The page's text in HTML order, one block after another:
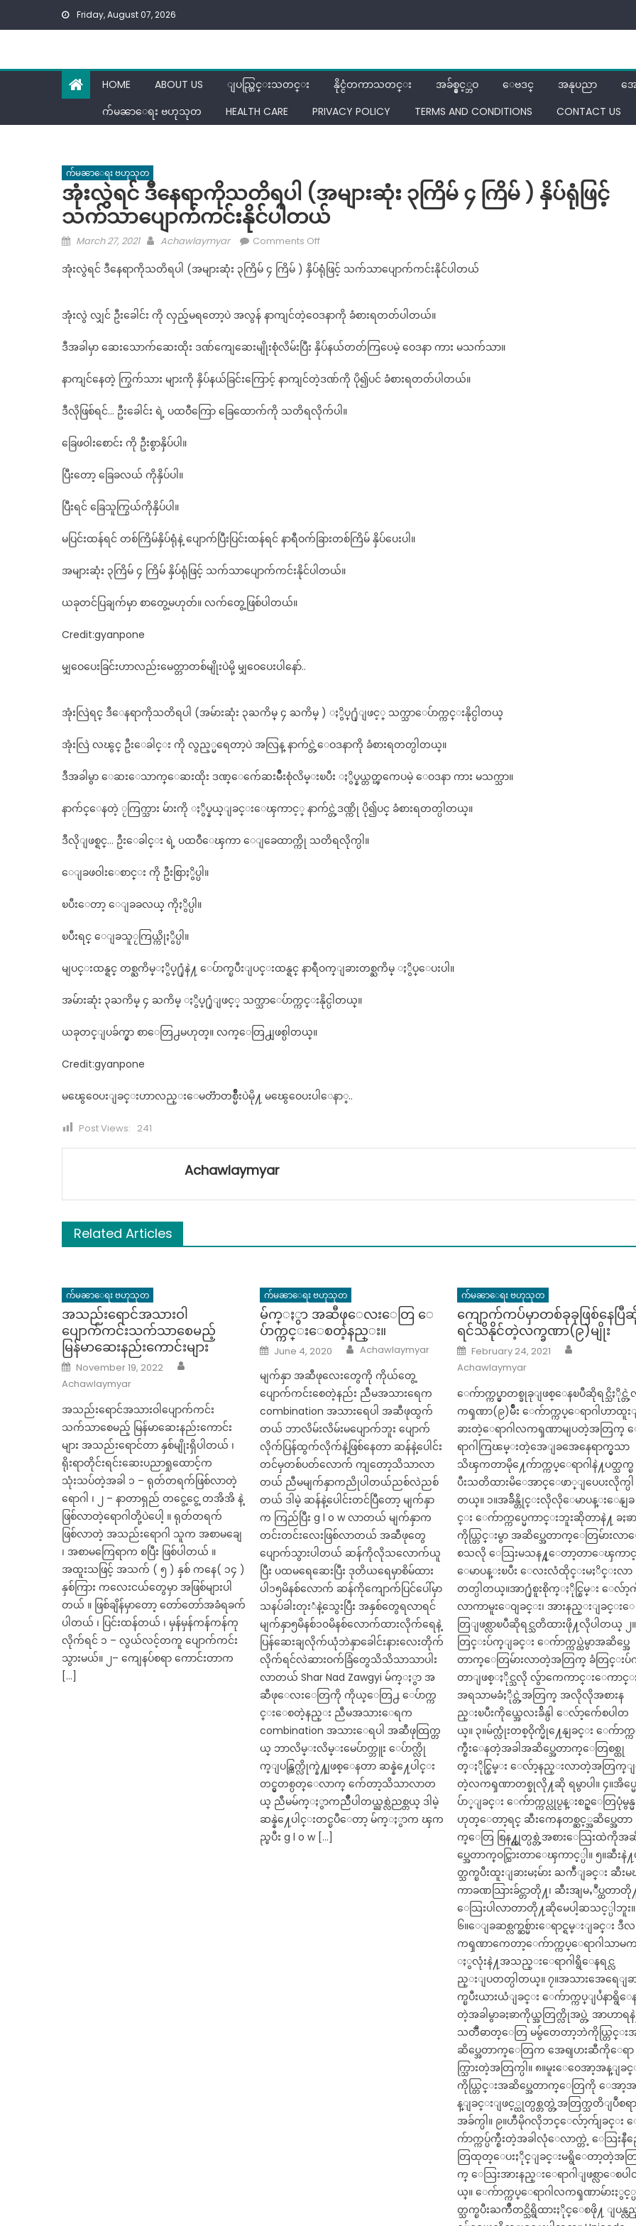
Friday, August 07, 2026
HOME ABOUT US ျပည္တြင္းသတင္း နိုင္ငံတကာသတင္း အခ်စ္နွင့္ဘဝ ေဗဒင္ အနုပညာ
အ
က်မၼာေရး ဗဟုသုတ
HEALTH CARE PRIVACY POLICY TERMS AND CONDITIONS CONTACT US
က်မၼာေရး ဗဟုသုတ
အုံးလွဲရင် ဒီနေရာကိုသတိရပါ (အများဆုံး ၃ကြိမ် ၄ ကြိမ် ) နှိပ်ရုံဖြင့်
သက်သာပျောက်ကင်းနိုင်ပါတယ်
Posted
March 27, 2021 Author
Achawlaymyar Comments Offon
ရင်
ကို
သတိရ
ပါ
(အများ
ဆုံး
၃ကြိမ်
၄
ပျောက်ကင်း
နိုင်
ပါ
အုံးလွဲရင် ဒီနေရာကိုသတိရပါ (အများဆုံး ၃ကြိမ် ၄ ကြိမ် ) နှိပ်ရုံဖြင့် သက်သာပျောက်ကင်းနိုင်ပါတယ်
အုံးလွဲ လျှင် ဦးခေါင်း ကို လှည့်မရတော့ပဲ အလွန် နာကျင်တဲ့ဝေဒနာကို ခံစားရတတ်ပါတယ်။
ဒီအခါမှာ ဆေးသောက်ဆေးထိုး ဒဏ်ကျေဆေးမျိုးစုံလိမ်းပြီး နှိပ်နယ်တတ်ကြပေမဲ့ ဝေဒနာ ကား မသက်သာ။
နာကျင်နေတဲ့ ကြွက်သား များကို နှိပ်နယ်ခြင်းကြောင့် နာကျင်တဲ့ဒဏ်ကို ပို၍ပင် ခံစားရတတ်ပါတယ်။
ဒီလိုဖြစ်ရင်… ဦးခေါင်း ရဲ့ ပထဝီကြော ခြေထောက်ကို သတိရလိုက်ပါ။
ခြေဖဝါးစောင်း ကို ဦးစွာနှိပ်ပါ။
ပြီးတော့ ခြေခလယ် ကိုနှိပ်ပါ။
ပြီးရင် ခြေသူကြွယ်ကိုနှိပ်ပါ။
မပြင်းထန်ရင် တစ်ကြိမ်နှိပ်ရုံနဲ့ ပျောက်ပြီးပြင်းထန်ရင် နာရီဝက်ခြားတစ်ကြိမ် နှိပ်ပေးပါ။
အများဆုံး ၃ကြိမ် ၄ ကြိမ် နှိပ်ရုံဖြင့် သက်သာပျောက်ကင်းနိုင်ပါတယ်။
ယခုတင်ပြချက်မှာ စာတွေ့မဟုတ်။ လက်တွေ့ဖြစ်ပါတယ်။
Credit:gyanpone
မျှဝေပေးခြင်းဟာလည်းမေတ္တာတစ်မျိုးပဲမို့ မျှဝေပေးပါနော်..
အုံးလြဲရင္ ဒီေနရာကိုသတိရပါ (အမ်ားဆုံး ၃ႀကိမ္ ၄ ႀကိမ္ ) ႏွိပ္႐ုံျဖင့္ သက္သာေပ်ာက္ကင္းနိုင္ပါတယ္
အုံးလြဲ လၽွင္ ဦးေခါင္း ကို လွည့္မရေတာ့ပဲ အလြန္ နာက်င္တဲ့ေဝဒနာကို ခံစားရတတ္ပါတယ္။
ဒီအခါမွာ ေဆးေသာက္ေဆးထိုး ဒဏ္ေက်ေဆးမ်ိဳးစုံလိမ္းၿပီး ႏွိပ္နယ္တတ္ၾကေပမဲ့ ေဝဒနာ ကား မသက္သာ။
နာက်င္ေနတဲ့ ႂကြက္သား မ်ားကို ႏွိပ္နယ္ျခင္းေၾကာင့္ နာက်င္တဲ့ဒဏ္ကို ပို၍ပင္ ခံစားရတတ္ပါတယ္။
ဒီလိုျဖစ္ရင္… ဦးေခါင္း ရဲ့ ပထဝီေၾကာ ေျခေထာက္ကို သတိရလိုက္ပါ။
ေျခဖဝါးေစာင္း ကို ဦးစြာႏွိပ္ပါ။
ၿပီးေတာ့ ေျခခလယ္ ကိုႏွိပ္ပါ။
ၿပီးရင္ ေျခသူႂကြယ္ကိုႏွိပ္ပါ။
မျပင္းထန္ရင္ တစ္ႀကိမ္ႏွိပ္႐ုံနဲ႔ ေပ်ာက္ၿပီးျပင္းထန္ရင္ နာရီဝက္ျခားတစ္ႀကိမ္ ႏွိပ္ေပးပါ။
အမ်ားဆုံး ၃ႀကိမ္ ၄ ႀကိမ္ ႏွိပ္႐ုံျဖင့္ သက္သာေပ်ာက္ကင္းနိုင္ပါတယ္။
ယခုတင္ျပခ်က္မွာ စာေတြ႕မဟုတ္။ လက္ေတြ႕ျဖစ္ပါတယ္။
Credit:gyanpone
မၽွေဝေပးျခင္းဟာလည္းေမတၱာတစ္မ်ိဳးပဲမို႔ မၽွေဝေပးပါေနာ္..
Post Views: 241
Achawlaymyar
Related Articles
က်မၼာေရး ဗဟုသုတ
အသည်းရောင်အသားဝါ
ပျောက်ကင်းသက်သာစေမည့်
မြန်မာဆေးနည်းကောင်းများ
Posted
on
November 19, 2022
Achawlaymyar
အသည်းရောင်အသားဝါပျောက်ကင်း
သက်သာစေမည့် မြန်မာဆေးနည်းကောင်း
များ အသည်းရောင်တာ နှစ်မျိုးရှိပါတယ် ၊
ရိုးရာတိုင်းရင်းဆေးပညာရှုထောင့်က
သုံးသပ်တဲ့အခါ ၁ – ရုတ်တရက်ဖြစ်လာတဲ့
ရောဂါ ၊ ၂ – နာတာရှည် တငွေ့ငွေ့ တအိအိ နဲ့
ဖြစ်လာတဲ့ရောဂါတို့ပဲပေါ့ ။ ရုတ်တရက်
ဖြစ်လာတဲ့ အသည်းရောဂါ သူက အစာမချေ
၊ အစာမကြေရာက စပြီး ဖြစ်ပါတယ် ။
အထူးသဖြင့် အသက် ( ၅ ) နှစ် ကနေ( ၁၄ )
နှစ်ကြား ကလေးငယ်တွေမှာ အဖြစ်များပါ
တယ် ။ ဖြစ်ချိန်မှာတော့ တော်တော်အခံရခက်
ပါတယ် ၊ ပြင်းထန်တယ် ၊ မှန်မှန်ကန်ကန်ကု
လိုက်ရင် ၁ – လွယ်လင့်တကူ ပျောက်ကင်း
သွားမယ်။ ၂– ကျေနပ်စရာ ကောင်းတာက
[…]
က်မၼာေရး ဗဟုသုတ
မ်က္ႏွာ အဆီဖုေလးေတြ ေ
ပ်ာက္ကင္းေစတဲ့နည္း။
Posted
on
June 4, 2020 Author
Achawlaymyar
မျက်နှာ အဆီဖုလေးတွေကို ကိုယ်တွေ့
ပျောက်ကင်းစေတဲ့နည်း ညီမအသားရေက
combination အသားရေပါ အဆီဖုထွက်
တယ် ဘာလိမ်းလိမ်းမပျောက်ဘူး ပျောက်
လိုက်ပြန်ထွက်လိုက်နဲ့ဖြစ်နေတာ ဆန်နဲ့ပေါင်း
တင်မှတစ်ပတ်လောက် ကျတော့သိသာလာ
တယ် ညီမမျက်နှာကညိုပါတယ်ညစ်လဲညစ်
တယ် ဒါမဲ့ ဆန်နဲ့ပေါင်းတင်ပြီတော့ မျက်နှာ
က ကြည်ပြီး g l o w လာတယ် မျက်နှာက
တင်းတင်းလေးဖြစ်လာတယ် အဆီဖုတွေ
ပျောက်သွားပါတယ် ဆန်ကိုလိုသလောက်ယူ
ပြီး ပထမရေဆေးပြီး ဒုတိယရေမှာစိမ်ထား
ပါ၁၅မိနစ်လောက် ဆန်ကိုကျောက်ပြင်ပေါ်မှာ
သနပ်ခါးတုးံနဲ့သွေးပြီး အနှစ်တွေရလာရင်
မျက်နှာ၅မိနစ်၁၀မိနစ်လောက်ထားလိုက်ရေနဲ့
ပြန်ဆေးချလိုက်ယုံဘဲနှာခေါင်းနားလေးတိုက်
လိုက်ရင်လဲဆားဝက်ခြံတွေသိသိသာသာပါး
လာတယ် Shar Nad Zawgyi မ်က္ႏွာ အ
ဆီဖုေလးေတြကို ကိုယ္ေတြ႕ ေပ်ာက္က
င္းေစတဲ့နည္း ညီမအသားေရက
combination အသားေရပါ အဆီဖုထြက္တ
ယ္ ဘာလိမ္းလိမ္းမေပ်ာက္ဘူး ေပ်ာက္လို
က္ျပန္ထြက္လိုက္နဲ႔ျဖစ္ေနတာ ဆန္နဲ႔ေပါင္း
တင္မွတစ္ပတ္ေလာက္ က်ေတာ့သိသာလာတ
ယ္ ညီမမ်က္ႏွာကညိဳပါတယ္ညစ္လဲညစ္တယ္ ဒါမဲ့
ဆန္နဲ႔ေပါင္းတင္ၿပီေတာ့ မ်က္ႏွာက ၾက
ည္ၿပီး g l o w […]
က်မၼာေရး ဗဟုသုတ
ကျောက်ကပ်မှာတစ်ခုခုဖြစ်နေပြီ
ရင်သိနိုင်တဲ့လက္ခဏာ(၉)မျိုး
Posted
on
February 24, 2021
Achawlaymyar
ေက်ာက္ကပ္မွာတစ္ခုခုျဖစ္ေနၿပီဆိုရင္သိႏိုင္
ကၡဏာ(၉)မ်ိဳး ေက်ာက္ကပ္ေရာဂါဟာထူး
ခားတဲ့ေရာဂါလကၡဏာမျပတဲ့အတြက္
ရာဂါကြၽမ္းတဲ့အေျခအေနေရာက္မွသာ
သိၾကတာမို႔ေက်ာက္ကပ္ေရာဂါနဲ႔ပတ္သက္ၿ
ပီးသတိထားမိေအာင္ေဖာ္ျပေပးလိုက္ပါ
တယ္။ ၁။အခ်ိန္တိုင္းလိုလိုေမာပန္းေနျခ
င္း ေက်ာက္ကပ္မေကာင္းဘူးဆိုတာနဲ႔ ခႏၶာ
ကိုယ္တြင္းမွာ အဆိပ္အေတာက္ေတြမ်ားလာ
စသလို ေသြးမသန႔္ေတာ့တာေၾက
ေမာပန္းၿပီး ေလးလံထိုင္းမႈိင္းလာ
တတ္ပါတယ္။အာ႐ုံစူးစိုက္ႏိုင္စြမ္း ေလ်ာ့
လာကာမူးေဝျခင္း၊ အားနည္းျခင္းေ
တြျဖစ္လာၿပီဆိုရင္သတိထားဖို႔လိုပါတယ္ ၂
တြင္းပ်က္ျခင္း ေက်ာက္ကပ္ထဲမွာအဆိပ္အေ
တာက္ေတြမ်ားလာတဲ့အတြက္ ခံတြင္း
တာျဖစ္ႏိုင္သလို လွ်ာကေကာင္းေကာင္
အရသာမခံႏိုင္တဲ့အတြက္ အလိုလိုအစားန
ည္းၿပီးကိုယ္အေလးခ်ိန္ပါ ေလ်ာ့က်ေစပါတ
ယ္။ ၃။မ်က္လုံးတစ္ဝိုက္မို႔ေနျခင္း ေက်ာက္က
က္စီးေနတဲ့အခါအဆိပ္အေတာက္ေတြစစ္ထု
တ္ႏိုင္စြမ္း ေလ်ာ့နည္းလာတဲ့အတြက္ျ
တဲ့လကၡဏာတစ္ခုလို႔ဆို ရမွာပါ။ ၄။အိပ္မေ
ပ်ာ္ျခင္း ေက်ာက္ကပ္လုပ္ငန္းစဥ္ေတြပုံမွန္မ
ဟုတ္ေတာ့ရင္ ဆီးကေနတစ္ဆင့္အဆိပ္အေတာ
က္ေတြ စြန႔္ထုတ္ပစ္တဲ့အစားေသြးထဲကိုအ
ပ္အေတာက္ဝင္သြားတာေၾကာင့္ပါ။ ၅။ဆီးနဲ
တ္သက္ၿပီးထူးျခားမႈမ်ား ႀကဳံျခင္း ဆီး
ကာခဏသြားခ်င္တာတို႔၊ ဆီးအျမႇဳပ္ထတာတို
ေသြးပါလာတာတို႔ဆိုမေပါ့ဆသင့္ပါဘူး။
၆။ေျခဆစ္လက္ဆစ္မ်ားေရာင္ရမ္းျခင္း ဒီလ
ကၡဏာကေတာ့ေက်ာက္ကပ္ေရာဂါသာမက
ႏွလုံးနဲ႔အသည္းေရာဂါရွိေနရင္လ
ည္းျပတတ္ပါတယ္။ ၇။အသားအေရေျခ
က္ၿပီးယားယံျခင္း ေက်ာက္ကပ္ျပႆနာရွိေ
တဲ့အခါမွာခႏၶာကိုယ္အတြက္လိုအပ္တဲ့ အာဟာရ
သတၱဳဓာတ္ေတြ မမွ်တေတာ့ဘဲကိုယ္တြင္း
ဆိပ္အေတာက္ေတြက အေရျပားဆီကိုေရာ
က္သြားတဲ့အတြက္ပါ။ ၈။မူးေဝေအာ့အန္ျခ
ကိုယ္တြင္းအဆိပ္အေတာက္ေတြကို ေအာ့အ
န္ျခင္းျဖင့္ထုတ္ပစ္တတ္တဲ့အတြက္သတိျပဳစရာ
အခ်က္ပါ။ ၉။ဟီမိုဂလိုဘင္ေလ်ာ့က်ျခင္း
က်ာက္ကပ္ပ်က္စီးတဲ့အခါလုံေလာက္တဲ့ ေသြးနီဥ
တြထုတ္ေပးႏိုင္ျခင္းမရွိေတာ့တဲ့အတ
က္ ေသြးအားနည္းေရာဂါျဖစ္လာေစပ
ယ္။ ေက်ာက္ကပ္ေရာဂါလကၡဏာမ်ားႏွင့္ပ
တ္သက္ၿပီးႀကိဳတင္သိရွိထားႏိုင္ေစဖို႔ ျပန္လ